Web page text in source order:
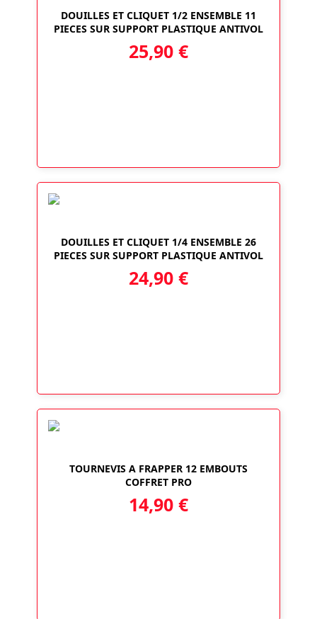
DOUILLES ET CLIQUET 1/2 ENSEMBLE 11
PIECES SUR SUPPORT PLASTIQUE ANTIVOL
25,90 €
DOUILLES ET CLIQUET 1/4 ENSEMBLE 26
PIECES SUR SUPPORT PLASTIQUE ANTIVOL
24,90 €
TOURNEVIS A FRAPPER 12 EMBOUTS
COFFRET PRO
14,90 €